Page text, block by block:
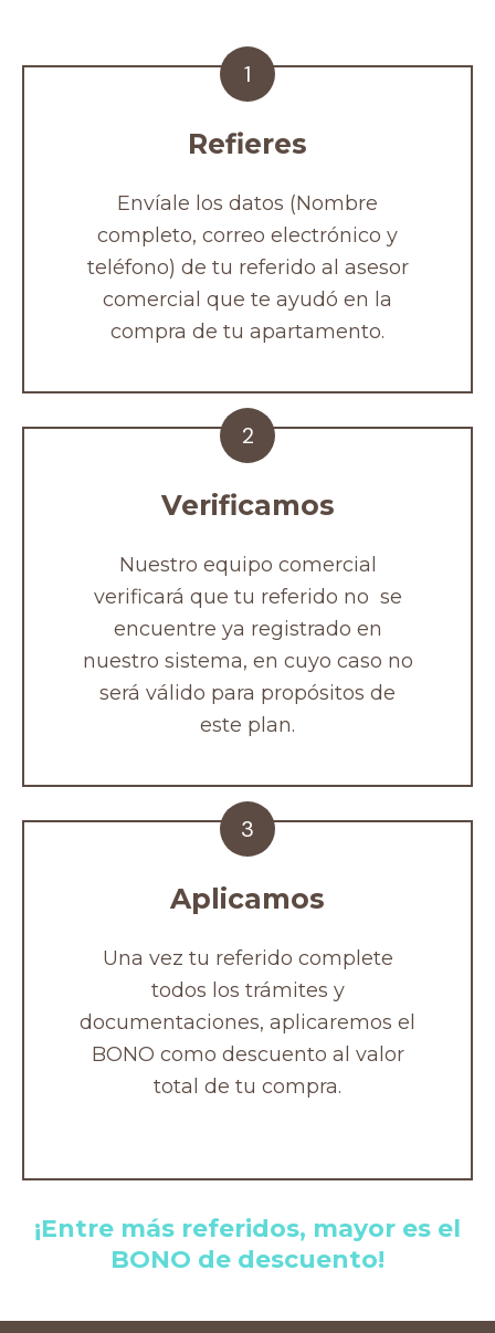
1
Refieres
Envíale los datos (Nombre
completo, correo electrónico y
teléfono) de tu referido al asesor
comercial que te ayudó en la
compra de tu apartamento.
2
Verificamos
Nuestro equipo comercial
verificará que tu referido no se
encuentre ya registrado en
nuestro sistema, en cuyo caso no
será válido para propósitos de
este plan.
3
Aplicamos
Una vez tu referido complete
todos los trámites y
documentaciones, aplicaremos el
BONO como descuento al valor
total de tu compra.
¡Entre más referidos, mayor es el
BONO de descuento!